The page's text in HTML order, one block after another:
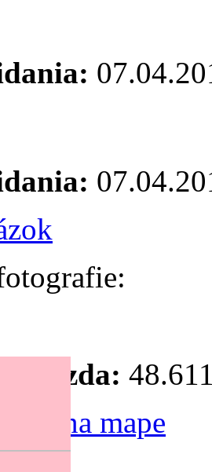
hniezda:
na mape